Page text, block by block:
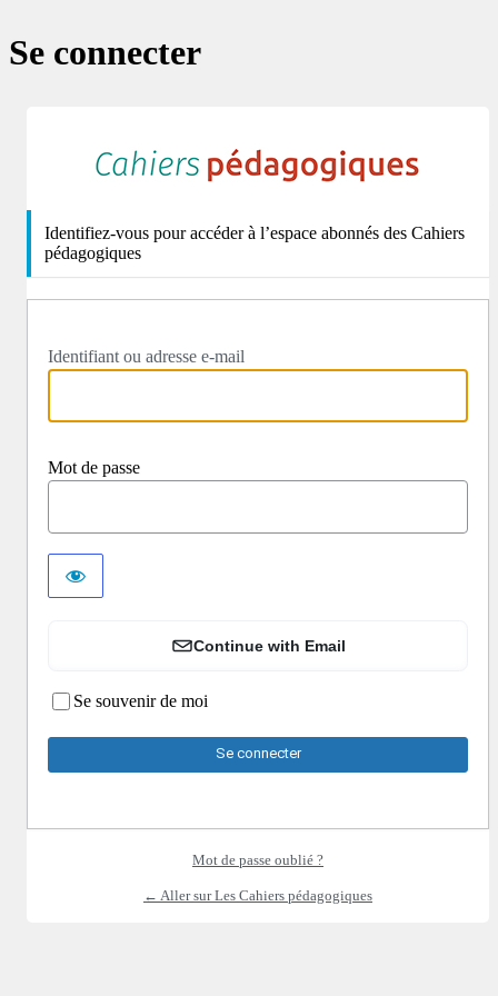
Se connecter
Identifiez-vous pour accéder à l’espace abonnés des Cahiers
pédagogiques
Identifiant ou adresse e-mail
Mot de passe
Continue with Email
Se souvenir de moi
Mot de passe oublié ?
← Aller sur Les Cahiers pédagogiques